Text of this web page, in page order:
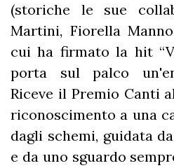
(storiche le sue
Martini, Fiorella
cui ha firmato la hit
porta sul palco
Riceve il Premio Canti
riconoscimento a una
dagli schemi, guidata
e da uno sguardo